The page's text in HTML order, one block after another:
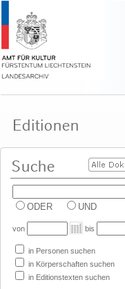
ODER UND
von bis
in Personen suchen
in Körperschaften suchen
in Editionstexten suchen